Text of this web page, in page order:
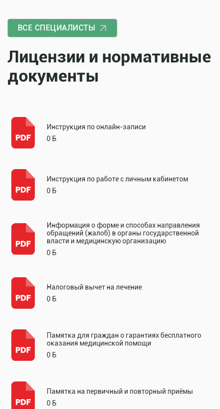
ВСЕ СПЕЦИАЛИСТЫ
Лицензии и нормативные
документы
Инструкция по онлайн-записи
0 Б
Инструкция по работе с личным кабинетом
0 Б
Информация о форме и способах направления
обращений (жалоб) в органы государственной
власти и медицинскую организацию
0 Б
Налоговый вычет на лечение
0 Б
Памятка для граждан о гарантиях бесплатного
оказания медицинской помощи
0 Б
Памятка на первичный и повторный приёмы
0 Б